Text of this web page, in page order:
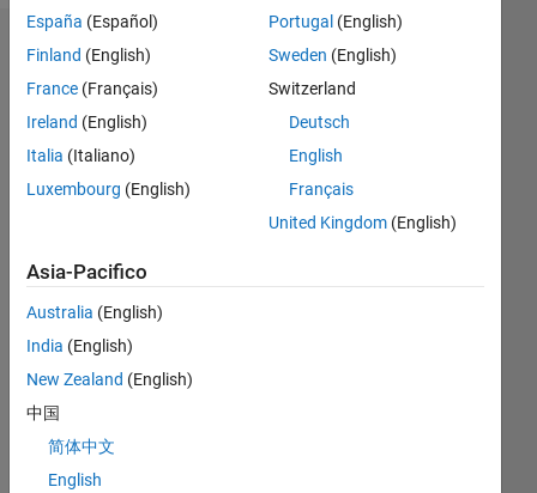
Dashboard
All M…
C…
CONTRIBUTI 1
L
11/21
05/22
11/22
05/23
11/23
05/24
11/24
05/25
11/25
05/26
06/22
01/23
08/23
03/24
10/24
12/25
07/26
07/22
03/23
07/24
03/25
España (Español)
Finland (English)
France (Français)
Ireland (English)
Italia (Italiano)
Luxembourg (English)
Portugal (English)
Sweden (English)
Switzerland
Deutsch
English
Français
United Kingdom(English)
Asia-Pacifico
Australia (English)
India (English)
New Zealand (English)
中国
简体中文
English